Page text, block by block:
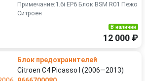
Примечание:1.6i EP6 Блок BSM R01 Пежо
Ситроен
В наличии
12 000 ₽
Блок предохранителей
Citroen C4 Picasso I (2006—2013)